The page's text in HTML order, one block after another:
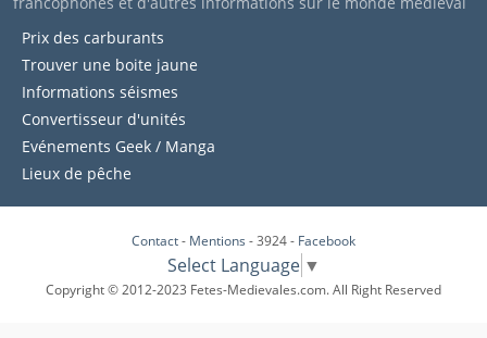
Prix des carburants
Trouver une boite jaune
Informations séismes
Convertisseur d'unités
Evénements Geek / Manga
Lieux de pêche
Contact- Mentions - 3924 - Facebook
Select Language ▼
Copyright © 2012-2023 Fetes-Medievales.com. All Right Reserved